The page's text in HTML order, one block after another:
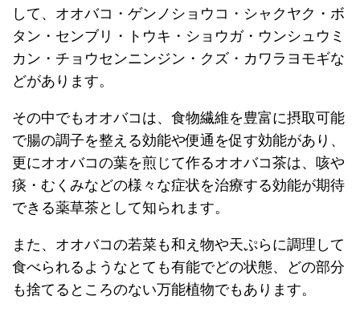
して、オオバコ・ゲンノショウコ・シャクヤク・ボ
タン・センブリ・トウキ・ショウガ・ウンシュウミ
カン・チョウセンニンジン・クズ・カワラヨモギな
どがあります。
その中でもオオバコは、食物繊維を豊富に摂取可能
で腸の調子を整える効能や便通を促す効能があり、
更にオオバコの葉を煎じて作るオオバコ茶は、咳や
痰・むくみなどの様々な症状を治療する効能が期待
できる薬草茶として知られます。
また、オオバコの若菜も和え物や天ぷらに調理して
食べられるようなとても有能でどの状態、どの部分
も捨てるところのない万能植物でもあります。